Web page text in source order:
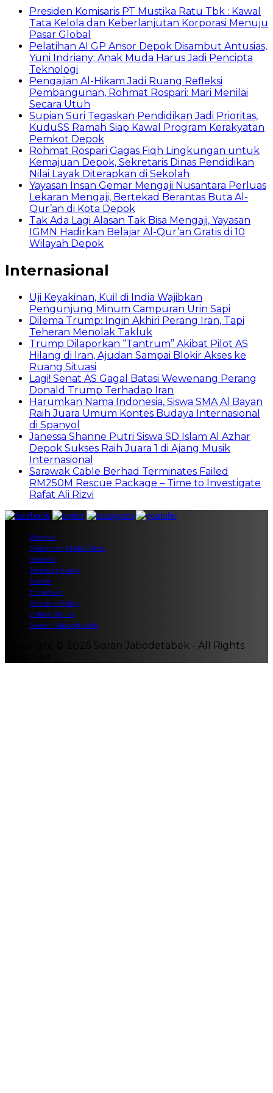
Presiden Komisaris PT Mustika Ratu Tbk : Kawal
Tata Kelola dan Keberlanjutan Korporasi Menuju
Pasar Global
Pelatihan AI GP Ansor Depok Disambut Antusias,
Yuni Indriany: Anak Muda Harus Jadi Pencipta
Teknologi
Pengajian Al-Hikam Jadi Ruang Refleksi
Pembangunan, Rohmat Rospari: Mari Menilai
Secara Utuh
Supian Suri Tegaskan Pendidikan Jadi Prioritas,
KuduSS Ramah Siap Kawal Program Kerakyatan
Pemkot Depok
Rohmat Rospari Gagas Fiqh Lingkungan untuk
Kemajuan Depok, Sekretaris Dinas Pendidikan
Nilai Layak Diterapkan di Sekolah
Yayasan Insan Gemar Mengaji Nusantara Perluas
Lekaran Mengaji, Bertekad Berantas Buta Al-
Qur’an di Kota Depok
Tak Ada Lagi Alasan Tak Bisa Mengaji, Yayasan
IGMN Hadirkan Belajar Al-Qur’an Gratis di 10
Wilayah Depok
Internasional
Uji Keyakinan, Kuil di India Wajibkan
Pengunjung Minum Campuran Urin Sapi
Dilema Trump: Ingin Akhiri Perang Iran, Tapi
Teheran Menolak Takluk
Trump Dilaporkan “Tantrum” Akibat Pilot AS
Hilang di Iran, Ajudan Sampai Blokir Akses ke
Ruang Situasi
Lagi! Senat AS Gagal Batasi Wewenang Perang
Donald Trump Terhadap Iran
Harumkan Nama Indonesia, Siswa SMA Al Bayan
Raih Juara Umum Kontes Budaya Internasional
di Spanyol
Janessa Shanne Putri Siswa SD Islam Al Azhar
Depok Sukses Raih Juara 1 di Ajang Musik
Internasional
Sarawak Cable Berhad Terminates Failed
RM250M Rescue Package – Time to Investigate
Rafat Ali Rizvi
Alamat
Pedoman Media Siber
Redaksi
Tentang Kami
Footer
Entertain
Privacy Policy
Indeks Berita
Siaran Jabodetabek
Copyright © 2026 Siaran Jabodetabek - All Rights